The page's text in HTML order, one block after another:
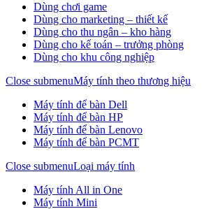
Dùng chơi game
Dùng cho marketing – thiết kế
Dùng cho thu ngân – kho hàng
Dùng cho kế toán – trưởng phòng
Dùng cho khu công nghiệp
Close submenuMáy tính theo thương hiệu
Máy tính để bàn Dell
Máy tính để bàn HP
Máy tính để bàn Lenovo
Máy tính để bàn PCMT
Close submenuLoại máy tính
Máy tính All in One
Máy tính Mini